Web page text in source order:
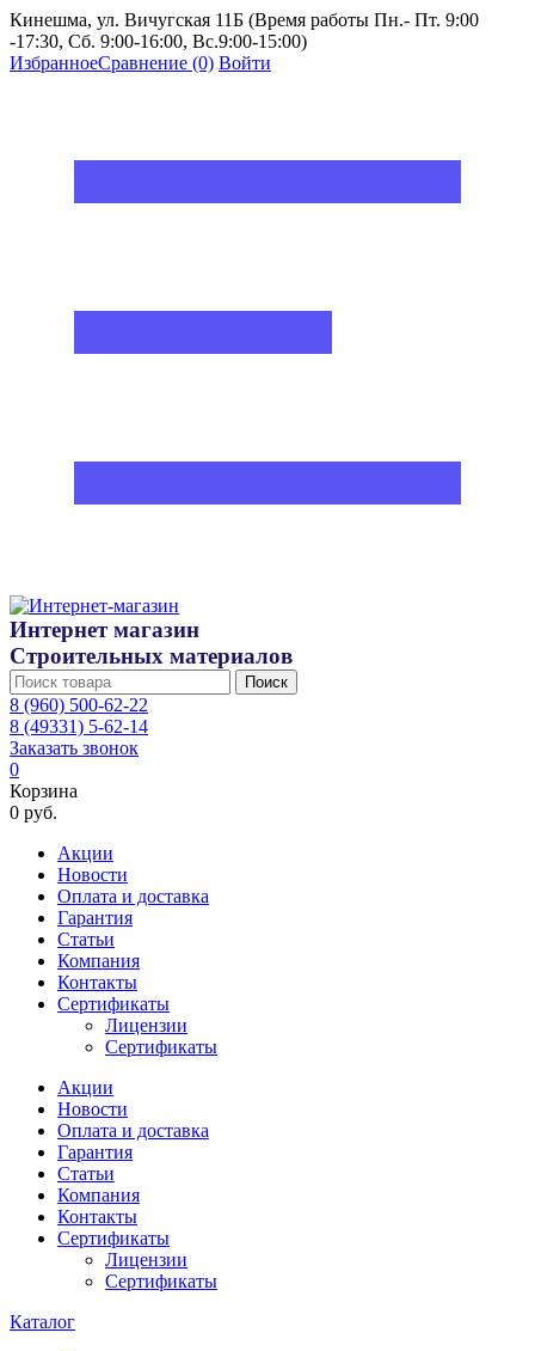
Кинешма, ул. Вичугская 11Б (Время работы Пн.- Пт. 9:00
-17:30, Сб. 9:00-16:00, Вс.9:00-15:00)
ИзбранноеСравнение (0) Войти
Интернет магазин
Строительных материалов
Поиск
8 (960) 500-62-22
8 (49331) 5-62-14
Заказать звонок
0
Корзина
0 руб.
Акции
Новости
Оплата и доставка
Гарантия
Статьи
Компания
Контакты
Сертификаты
Лицензии
Сертификаты
Акции
Новости
Оплата и доставка
Гарантия
Статьи
Компания
Контакты
Сертификаты
Лицензии
Сертификаты
Каталог